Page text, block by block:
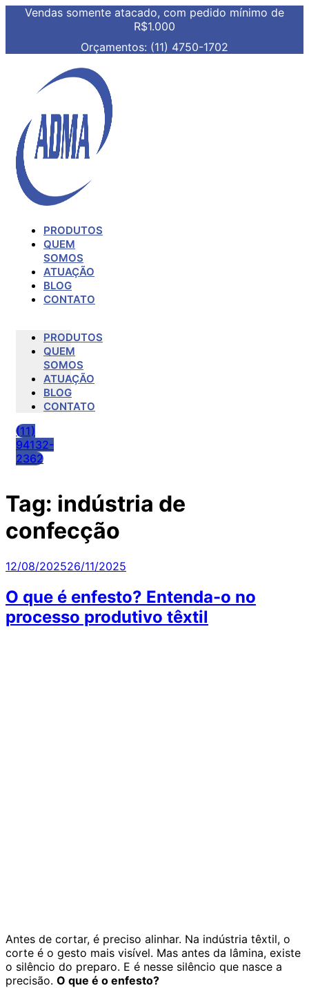
Vendas somente atacado, com pedido mínimo de
R$1.000
Orçamentos: (11) 4750-1702
PRODUTOS
QUEM
SOMOS
ATUAÇÃO
BLOG
CONTATO
PRODUTOS
QUEM
SOMOS
ATUAÇÃO
BLOG
CONTATO
(11)
94132-
2362
Tag: indústria de
confecção
Publicado
12/08/202526/11/2025
O que é enfesto? Entenda-o no
processo produtivo têxtil
Antes de cortar, é preciso alinhar. Na indústria têxtil, o
corte é o gesto mais visível. Mas antes da lâmina, existe
o silêncio do preparo. E é nesse silêncio que nasce a
precisão. O que é o enfesto?